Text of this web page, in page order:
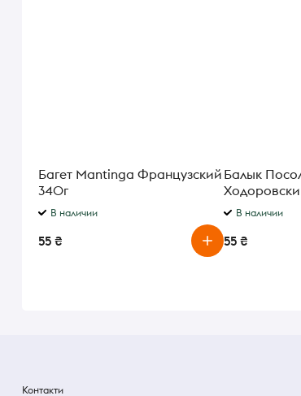
Багет Mantinga Французский
340г
В наличии
55 ₴
Балык
В наличии
55 ₴
Контакти